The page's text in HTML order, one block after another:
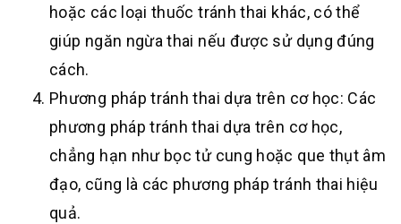
hoặc các loại thuốc tránh thai khác, có thể
giúp ngăn ngừa thai nếu được sử dụng đúng
cách.
Phương pháp tránh thai dựa trên cơ học: Các
phương pháp tránh thai dựa trên cơ học,
chẳng hạn như bọc tử cung hoặc que thụt âm
đạo, cũng là các phương pháp tránh thai hiệu
quả.